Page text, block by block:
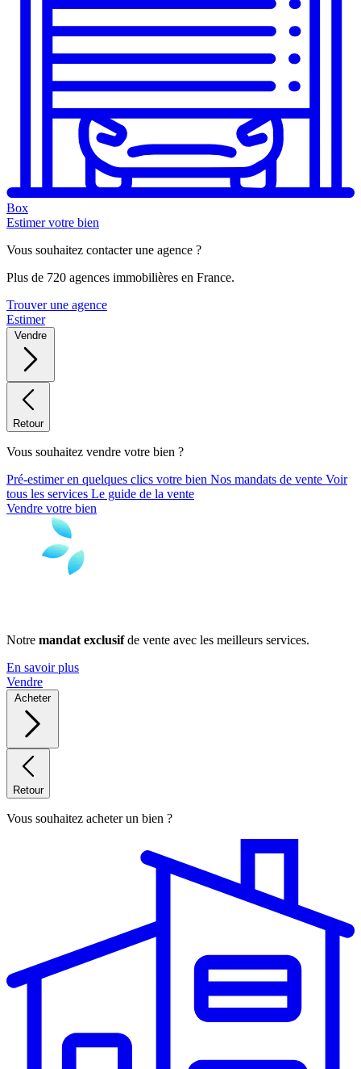
Box
Estimer votre bien
Vous souhaitez contacter une agence ?
Plus de 720 agences immobilières en France.
Trouver une agence
Estimer
Vendre
Retour
Vous souhaitez vendre votre bien ?
Pré-estimer en quelques clics votre bien Nos mandats de vente Voir
tous les services Le guide de la vente
Vendre votre bien
Notre mandat exclusifde vente avec les meilleurs services.
En savoir plus
Vendre
Acheter
Retour
Vous souhaitez acheter un bien ?